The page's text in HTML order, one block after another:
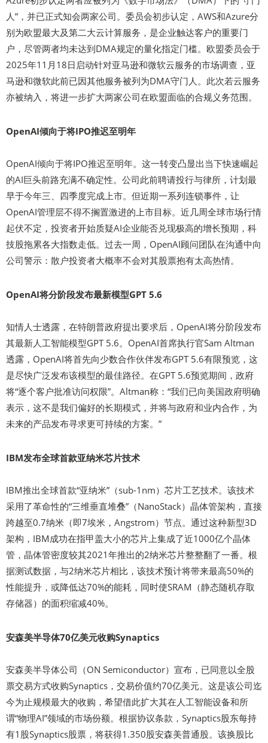
人”，并已正式知会两家公司。委员会初步认定，AWS和Azure分
别为欧盟最大及第二大云计算服务，是企业触达客户的重要门
户，尽管两者均未达到DMA规定的量化指定门槛。欧盟委员会于
2025年11月18日启动针对亚马逊和微软云服务的市场调查，亚
马逊和微软此前已因其他服务被列为DMA守门人。此次若云服务
亦被纳入，将进一步扩大两家公司在欧盟面临的合规义务范围。
OpenAI倾向于将IPO推迟至明年
OpenAI倾向于将IPO推迟至明年。这一转变凸显出当下快速崛起
的AI巨头前路充满不确定性。公司此前聘请投行与律所，计划最
早于今年三、四季度完成上市。但近期一系列连锁事件，让
OpenAI管理层不得不搁置激进的上市目标。近几周全球市场行情
起伏不定，投资者开始质疑AI企业能否兑现极高的增长预期，科
技股拖累各大指数走低。过去一周，OpenAI顾问团队在沟通中向
公司警示：散户投资者大概率不会对其股票抱有太高热情。
OpenAI将分阶段发布最新模型GPT 5.6
知情人士透露，在特朗普政府提出要求后，OpenAI将分阶段发布
其最新人工智能模型GPT 5.6。OpenAI首席执行官Sam Altman
透露，OpenAI将首先向少数合作伙伴发布GPT 5.6有限预览，这
是尽快广泛发布该模型的最佳路径。在GPT 5.6预览期间，政府
将“逐个客户批准访问权限”。Altman称：“我们已向美国政府明确
表示，这不是我们偏好的长期模式，并将与政府和业内合作，为
未来的产品发布寻求更可持续的方案。”
IBM发布全球首款亚纳米芯片技术
IBM推出全球首款“亚纳米”（sub-1nm）芯片工艺技术。该技术
采用了革命性的“三维垂直堆叠”（NanoStack）晶体管架构，直接
跨越至0.7纳米（即7埃米，Angstrom）节点。通过这种新型3D
架构，IBM成功在指甲盖大小的芯片上集成了近1000亿个晶体
管，晶体管密度较其2021年推出的2纳米芯片整整翻了一番。根
据测试数据，与2纳米芯片相比，该技术预计将带来最高50%的
性能提升，或降低达70%的能耗，同时使SRAM（静态随机存取
存储器）的面积缩减40%。
安森美半导体70亿美元收购Synaptics
安森美半导体公司（ON Semiconductor）宣布，已同意以全股
票交易方式收购Synaptics，交易价值约70亿美元。这是该公司迄
今为止规模最大的收购，希望借此扩大其在人工智能设备和所
谓“物理AI”领域的市场份额。根据协议条款，Synaptics股东每持
有1股Synaptics股票，将获得1.350股安森美普通股。该换股比